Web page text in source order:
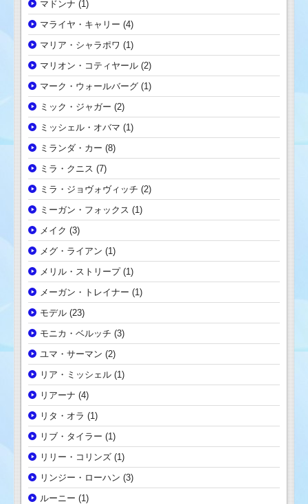
マドンナ (1)
マライヤ・キャリー (4)
マリア・シャラポワ (1)
マリオン・コティヤール (2)
マーク・ウォールバーグ (1)
ミック・ジャガー (2)
ミッシェル・オバマ (1)
ミランダ・カー (8)
ミラ・クニス (7)
ミラ・ジョヴォヴィッチ (2)
ミーガン・フォックス (1)
メイク (3)
メグ・ライアン (1)
メリル・ストリープ(1)
メーガン・トレイナー (1)
モデル (23)
モニカ・ベルッチ (3)
ユマ・サーマン (2)
リア・ミッシェル (1)
リアーナ (4)
リタ・オラ (1)
リブ・タイラー (1)
リリー・コリンズ (1)
リンジー・ローハン (3)
ルーニー (1)